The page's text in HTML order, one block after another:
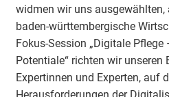
widmen wir uns ausgewählten,
baden-württembergische
Fokus-Session „Digitale Pflege
Potentiale“ richten wir
Expertinnen und Experten, auf